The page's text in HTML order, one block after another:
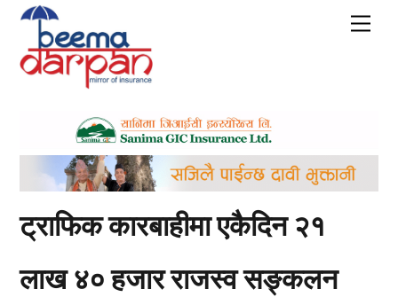
Skip
content
ट्राफिक कारबाहीमा एकैदिन २१
लाख ४० हजार राजस्व सङ्कलन